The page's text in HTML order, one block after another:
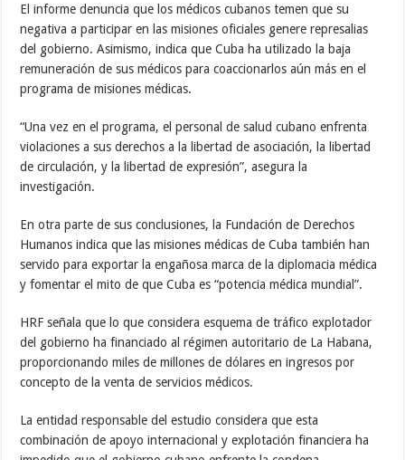
El informe denuncia que los médicos cubanos temen que su
negativa a participar en las misiones oficiales genere represalias
del gobierno. Asimismo, indica que Cuba ha utilizado la baja
remuneración de sus médicos para coaccionarlos aún más en el
programa de misiones médicas.
“Una vez en el programa, el personal de salud cubano enfrenta
violaciones a sus derechos a la libertad de asociación, la libertad
de circulación, y la libertad de expresión”, asegura la
investigación.
En otra parte de sus conclusiones, la Fundación de Derechos
Humanos indica que las misiones médicas de Cuba también han
servido para exportar la engañosa marca de la diplomacia médica
y fomentar el mito de que Cuba es “potencia médica mundial”.
HRF señala que lo que considera esquema de tráfico explotador
del gobierno ha financiado al régimen autoritario de La Habana,
proporcionando miles de millones de dólares en ingresos por
concepto de la venta de servicios médicos.
La entidad responsable del estudio considera que esta
combinación de apoyo internacional y explotación financiera ha